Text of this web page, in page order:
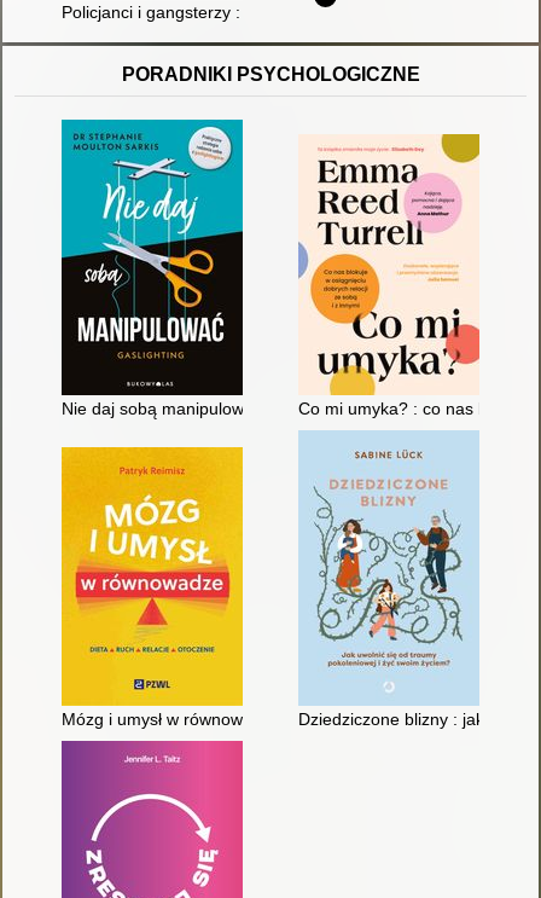
Policjanci i gangsterzy : kulisy śledztw i tajemnice CBŚ
PORADNIKI PSYCHOLOGICZNE
Nie daj sobą manipulować : gaslightingCo mi umyka? : co nas
Mózg i umysł w równowadze : dieta, ruch, relacje, otoczenie
Dziedziczone blizny : jak